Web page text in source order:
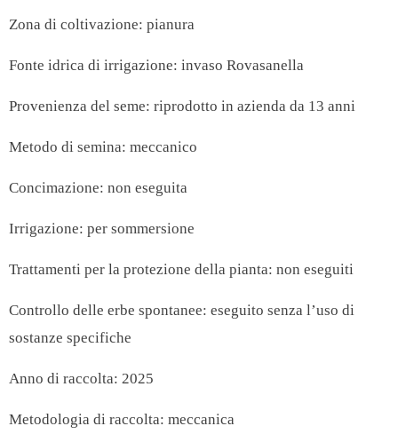
Zona di coltivazione: pianura
Fonte idrica di irrigazione: invaso Rovasanella
Provenienza del seme: riprodotto in azienda da 13 anni
Metodo di semina: meccanico
Concimazione: non eseguita
Irrigazione: per sommersione
Trattamenti per la protezione della pianta: non eseguiti
Controllo delle erbe spontanee: eseguito senza l’uso di
sostanze specifiche
Anno di raccolta: 2025
Metodologia di raccolta: meccanica